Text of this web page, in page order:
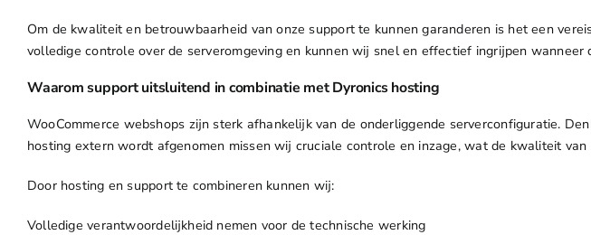
Om de kwaliteit en betrouwbaarheid van onze support te kunnen garanderen is het een
volledige controle over de serveromgeving en kunnen wij snel en effectief ingrijpen wanneer
Waarom support uitsluitend in combinatie met Dyronics hosting
WooCommerce webshops zijn sterk afhankelijk van de onderliggende serverconfiguratie.
hosting extern wordt afgenomen missen wij cruciale controle en inzage, wat de kwaliteit
Door hosting en support te combineren kunnen wij:
Volledige verantwoordelijkheid nemen voor de technische werking